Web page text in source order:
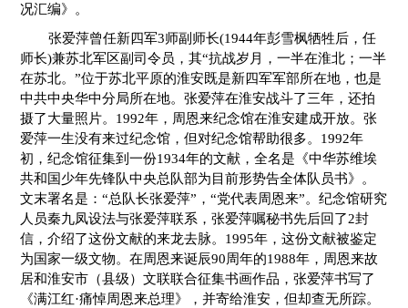
况汇编》。
张爱萍曾任新四军3师副师长(1944年彭雪枫牺牲后，任
师长)兼苏北军区副司令员，其“抗战岁月，一半在淮北；一半
在苏北。”位于苏北平原的淮安既是新四军军部所在地，也是
中共中央华中分局所在地。张爱萍在淮安战斗了三年，还拍
摄了大量照片。1992年，周恩来纪念馆在淮安建成开放。张
爱萍一生没有来过纪念馆，但对纪念馆帮助很多。1992年
初，纪念馆征集到一份1934年的文献，全名是《中华苏维埃
共和国少年先锋队中央总队部为目前形势告全体队员书》。
文末署名是：“总队长张爱萍”，“党代表周恩来”。纪念馆研究
人员秦九凤设法与张爱萍联系，张爱萍嘱秘书先后回了2封
信，介绍了这份文献的来龙去脉。1995年，这份文献被鉴定
为国家一级文物。在周恩来诞辰90周年的1988年，周恩来故
居和淮安市（县级）文联联合征集书画作品，张爱萍书写了
《满江红·痛悼周恩来总理》，并寄给淮安，但却查无所踪。